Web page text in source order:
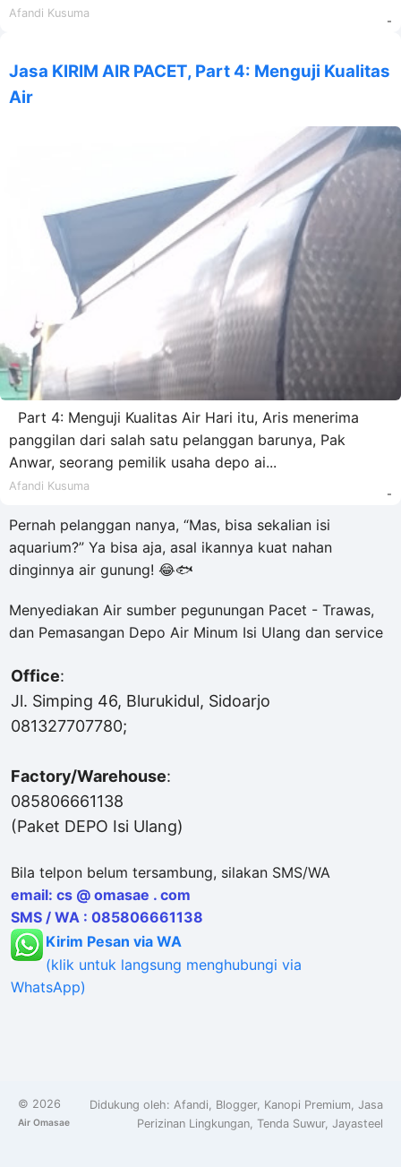
Afandi Kusuma
-
Jasa KIRIM AIR PACET, Part 4: Menguji Kualitas
Air
Part 4: Menguji Kualitas Air Hari itu, Aris menerima
panggilan dari salah satu pelanggan barunya, Pak
Anwar, seorang pemilik usaha depo ai...
Afandi Kusuma
-
Pernah pelanggan nanya, “Mas, bisa sekalian isi
aquarium?” Ya bisa aja, asal ikannya kuat nahan
dinginnya air gunung! 😂🐟
Menyediakan Air sumber pegunungan Pacet - Trawas,
dan Pemasangan Depo Air Minum Isi Ulang dan service
Office:
Jl. Simping 46, Blurukidul, Sidoarjo
081327707780;
Factory/Warehouse:
085806661138
(Paket DEPO Isi Ulang)
Bila telpon belum tersambung, silakan SMS/WA
email: cs @ omasae . com
SMS / WA : 085806661138
Kirim Pesan via WA
(klik untuk langsung menghubungi via
WhatsApp)
© 2026
Air Omasae
Didukung oleh: Afandi, Blogger, Kanopi Premium, Jasa
Perizinan Lingkungan, Tenda Suwur, Jayasteel